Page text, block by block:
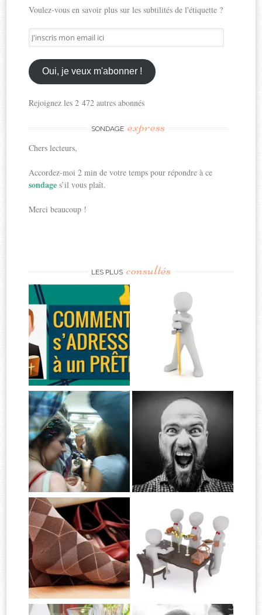
Voulez-vous en savoir plus sur les subtilités de l'étiquette ?
J'inscris
mon
email
ici
Oui, je veux m'abonner !
Rejoignez les 2 472 autres abonnés
SONDAGE express
Chers lecteurs,
Accordez-moi 2 min de votre temps pour répondre à ce
sondages’il vous plaît.
Merci beaucoup !
LES PLUS consultés